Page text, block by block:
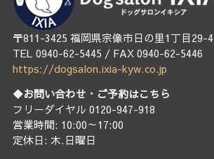
〒811-3425 福岡県宗像市日の里1丁目29-4
TEL 0940-62-5445 / FAX 0940-62-5446
https://dogsalon.ixia-kyw.co.jp
◆お問い合わせ・ご予約はこちら
フリーダイヤル 0120-947-918
営業時間: 10:00～17:00
定休日: 木.日曜日